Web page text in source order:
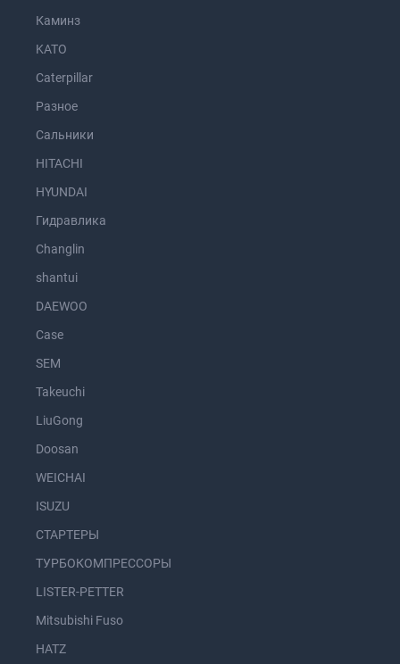
Каминз
KATO
Caterpillar
Разное
Сальники
HITACHI
HYUNDAI
Гидравлика
Changlin
shantui
DAEWOO
Case
SEM
Takeuchi
LiuGong
Doosan
WEICHAI
ISUZU
СТАРТЕРЫ
ТУРБОКОМПРЕССОРЫ
LISTER-PETTER
Mitsubishi Fuso
HATZ